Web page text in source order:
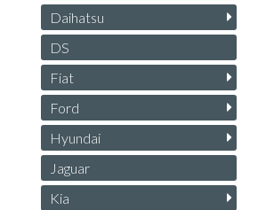
Daihatsu
DS
Fiat
Ford
Hyundai
Jaguar
Kia